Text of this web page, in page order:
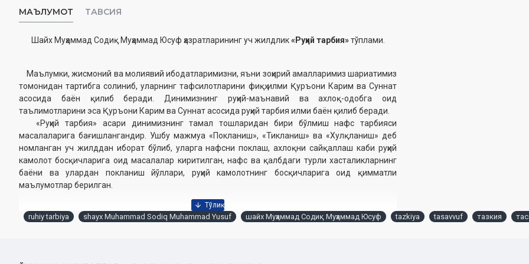
МАЪЛУМОТ ТАВСИЯ
Шайх Муҳаммад Содиқ Муҳаммад Юсуф ҳазратларининг уч жилдлик«Руҳий тарбия»тўплами.
Маълумки, жисмоний ва молиявий ибодатларимизни, яъни зоҳирий амалларимиз шариатимиз
томонидан тартибга солиниб, уларнинг тафсилотларини фиқҳ илми Қуръони Карим ва Суннат
асосида баён қилиб беради. Динимизнинг руҳий-маънавий ва ахлоқ-одобга оид
таълимотларини эса Қуръони Карим ва Суннат асосида руҳий тарбия илми баён қилиб беради.
«Руҳий тарбия» асари динимизнинг тамал тошларидан бири бўлмиш нафс тарбияси
масалаларига бағишлангандир. Ушбу мажмуа «Покланиш», «Тикланиш» ва «Хулқланиш» деб
номланган уч жилддан иборат бўлиб, уларга нафсни поклаш, ахлоқни сайқаллаш каби руҳий
камолот босқичларига оид масалалар киритилган, нафс ва қалбдаги турли хасталикларнинг
баёни ва улардан покланиш йўллари, руҳий камолотнинг босқичларига оид қимматли
маълумотлар берилган.
Муаллиф: Шайх Муҳаммад Содиқ Муҳаммад Юсуф
ruhiy tarbiya shayx Muhammad Sodiq Muhammad Yusuf шайх Муҳаммад Содиқ Муҳаммад Юсуф tazkiya tasavvuf тазкия